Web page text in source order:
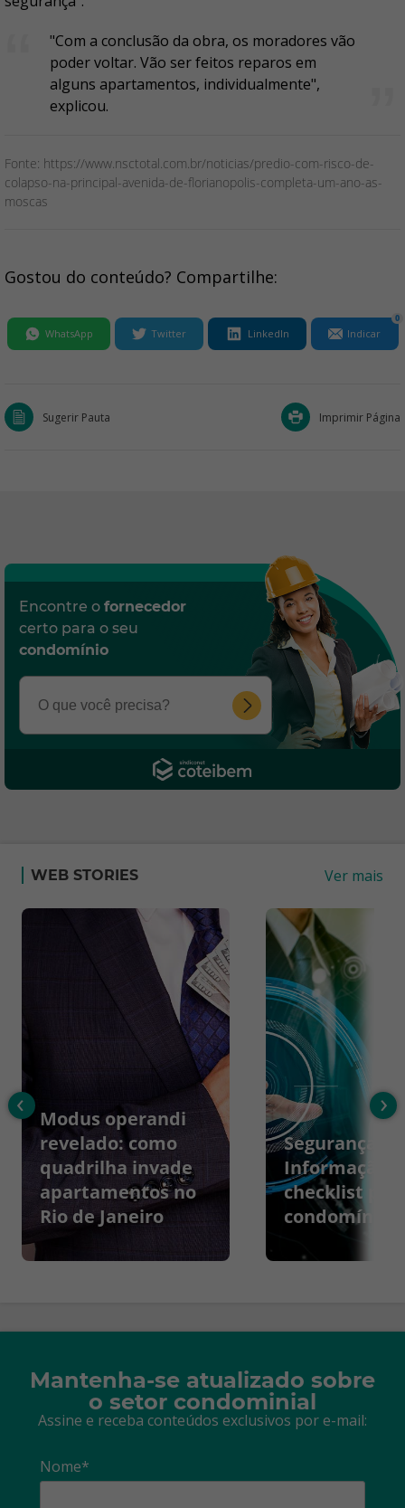
"Com a conclusão da obra, os moradores vão
poder voltar. Vão ser feitos reparos em
alguns apartamentos, individualmente",
explicou.
Fonte: https://www.nsctotal.com.br/noticias/predio-com-risco-de-
colapso-na-principal-avenida-de-florianopolis-completa-um-ano-as-
moscas
Gostou do conteúdo? Compartilhe:
WhatsApp Twitter LinkedIn Indicar
0
Sugerir Pauta Imprimir Página
Encontre o fornecedor
certo para o seu
condomínio
WEB STORIES Ver mais
Modus operandi
revelado: como
quadrilha invade
apartamentos no
Rio de Janeiro
Segurança da
Informação:
checklist
condomínios
‹ ›
Mantenha-se atualizado sobre
o setor condominial
Assine e receba conteúdos exclusivos por e-mail:
Nome*